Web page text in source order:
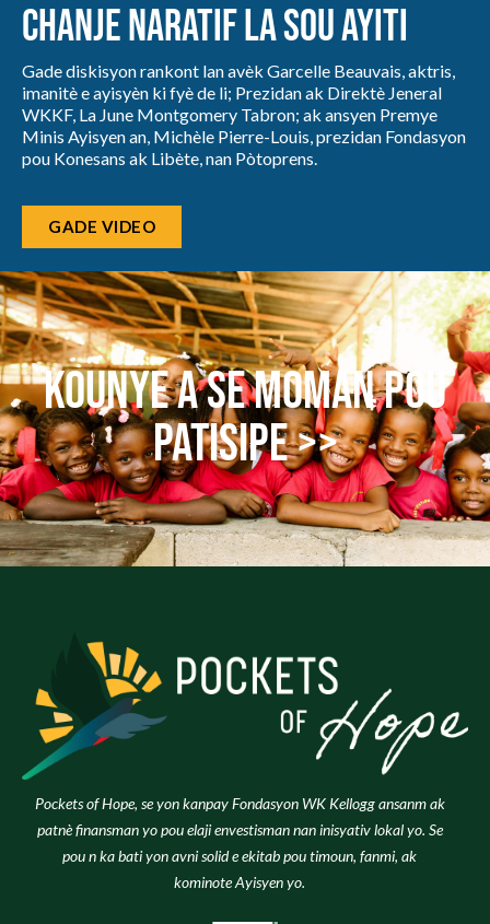
Chanje naratif la sou Ayiti
Gade diskisyon rankont lan avèk Garcelle Beauvais, aktris,
imanitè e ayisyèn ki fyè de li; Prezidan ak Direktè Jeneral
WKKF, La June Montgomery Tabron; ak ansyen Premye
Minis Ayisyen an, Michèle Pierre-Louis, prezidan Fondasyon
pou Konesans ak Libète, nan Pòtoprens.
GADE VIDEO
Kounye a se moman pou
patisipe >>
Pockets of Hope, se yon kanpay Fondasyon WK Kellogg ansanm ak
patnè finansman yo pou elaji envestisman nan inisyativ lokal yo. Se
pou n ka bati yon avni solid e ekitab pou timoun, fanmi, ak
kominote Ayisyen yo.